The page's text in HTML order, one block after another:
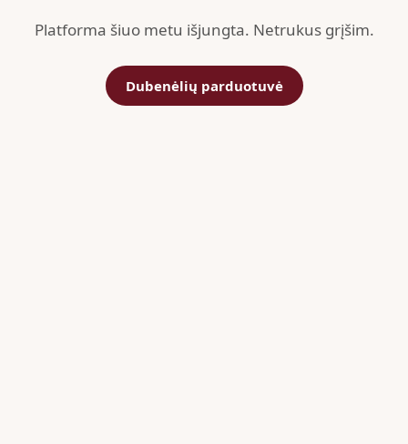
Platforma šiuo metu išjungta. Netrukus grįšim.
Dubenėlių parduotuvė